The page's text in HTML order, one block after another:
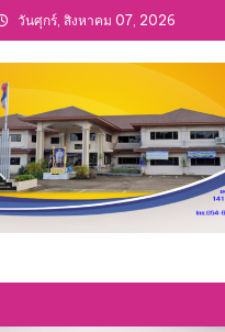
วันศุกร์, สิงหาคม 07, 2026